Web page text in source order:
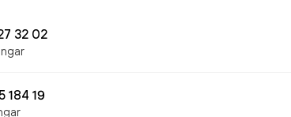
32 02
184 19